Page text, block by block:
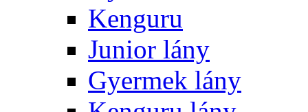
Kenguru
Junior lány
Gyermek lány